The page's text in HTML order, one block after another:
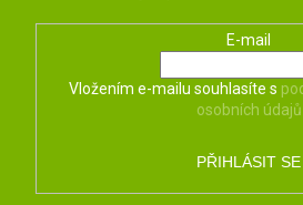
E-mail
Vložením e-mailu souhlasíte s
osobních údajů
PŘIHLÁSIT SE